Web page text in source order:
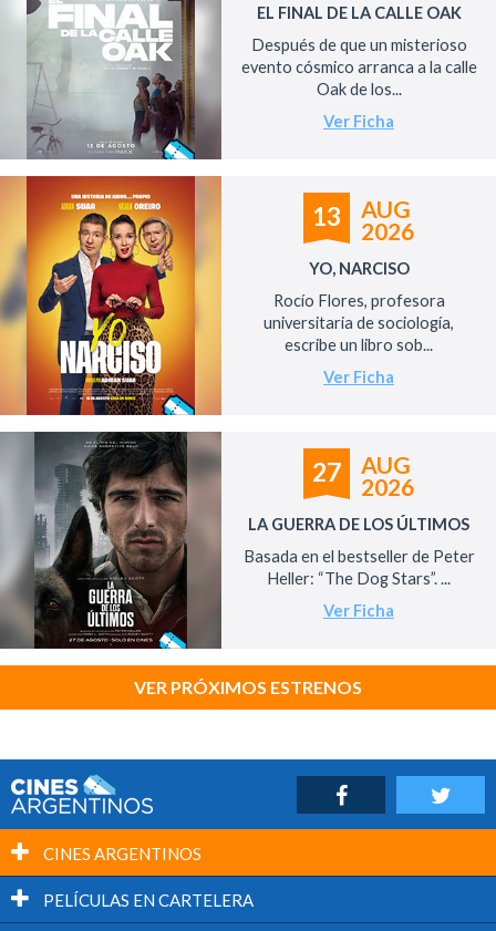
EL FINAL DE LA CALLE OAK
Después de que un misterioso
evento cósmico arranca a la calle
Oak de los...
Ver Ficha
13
AUG
2026
YO, NARCISO
Rocío Flores, profesora
universitaria de sociología,
escribe un libro sob...
Ver Ficha
27
AUG
2026
LA GUERRA DE LOS ÚLTIMOS
Basada en el bestseller de Peter
Heller: “The Dog Stars”. ...
Ver Ficha
VER PRÓXIMOS ESTRENOS
CINES ARGENTINOS
PELÍCULAS EN CARTELERA